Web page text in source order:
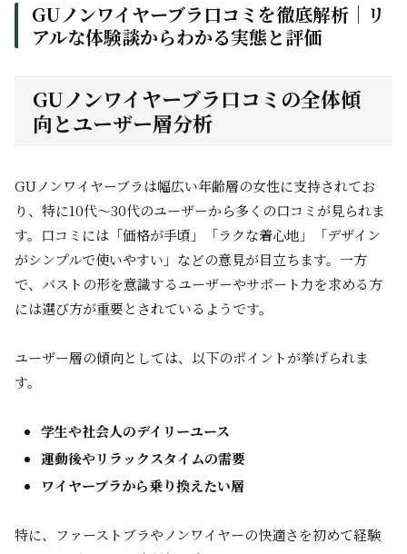
GUノンワイヤーブラ口コミを徹底解析｜リ
アルな体験談からわかる実態と評価
GUノンワイヤーブラ口コミの全体傾
向とユーザー層分析
GUノンワイヤーブラは幅広い年齢層の女性に支持されてお
り、特に10代～30代のユーザーから多くの口コミが見られま
す。口コミには「価格が手頃」「ラクな着心地」「デザイン
がシンプルで使いやすい」などの意見が目立ちます。一方
で、バストの形を意識するユーザーやサポート力を求める方
には選び方が重要とされているようです。
ユーザー層の傾向としては、以下のポイントが挙げられま
す。
学生や社会人のデイリーユース
運動後やリラックスタイムの需要
ワイヤーブラから乗り換えたい層
特に、ファーストブラやノンワイヤーの快適さを初めて経験